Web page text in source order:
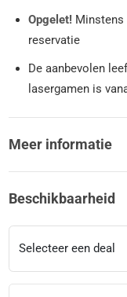
Opgelet! Minstens
reservatie
De aanbevolen
lasergamen is
Meer informatie
Beschikbaarheid
Selecteer een deal